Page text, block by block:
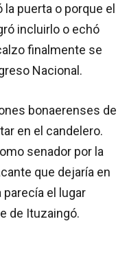
puerta o porque el
incluirlo o echó
finalmente se
Nacional.
bonaerenses de
en el candelero.
senador por la
que dejaría en
el lugar
de Ituzaingó.